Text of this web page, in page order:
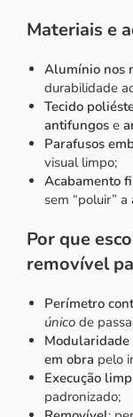
Materiais e
Alumínio nos
durabilidade
Tecido
antifungos e
Parafusos
visual limpo;
Acabamento
sem “poluir” a
Por que
removível
Perímetro
único de
em obra pelo
Execução
padronizado;